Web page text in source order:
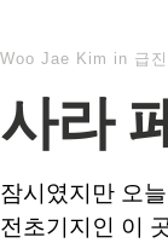
Woo Jae Kim in 급
사라
잠시였지만 오늘
전초기지인 이